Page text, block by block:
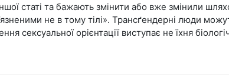
статі та бажають змінити або вже змінили
не в тому тілі». Трансґендерні люди
сексуальної орієнтації виступає не їхня